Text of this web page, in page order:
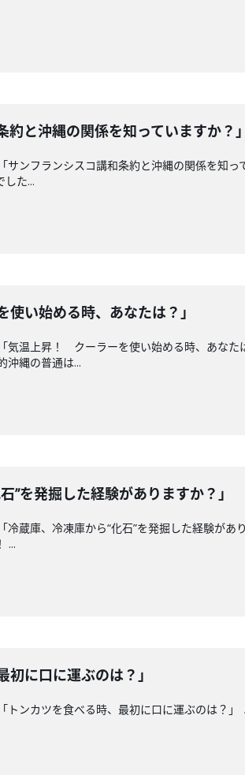
約と沖縄の関係を知っていますか？」
サンフランシスコ講和条約と沖縄の関係を
した...
い始める時、あなたは？」
気温上昇！ クーラーを使い始める時、あな
縄の普通は...
”を発掘した経験がありますか？」
「冷蔵庫、冷凍庫から“化石”を発掘した
...
初に口に運ぶのは？」
トンカツを食べる時、最初に口に運ぶのは